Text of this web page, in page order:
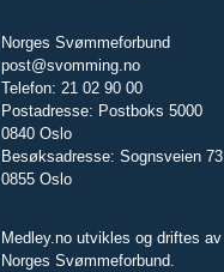
Norges Svømmeforbund
post@svomming.no
Telefon: 21 02 90 00
Postadresse: Postboks 5000
0840 Oslo
Besøksadresse: Sognsveien 73
0855 Oslo
Medley.no utvikles og driftes av
Norges Svømmeforbund.